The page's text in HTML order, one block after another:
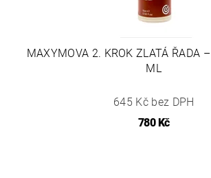
MAXYMOVA 2. KROK ZLATÁ ŘADA
ML
645 Kč bez DPH
780 Kč